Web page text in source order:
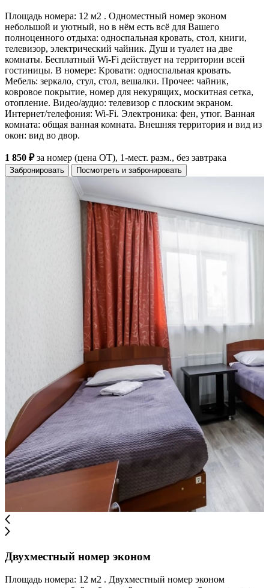
Площадь номера: 12 м2 . Одноместный номер эконом
небольшой и уютный, но в нём есть всё для Вашего
полноценного отдыха: односпальная кровать, стол, книги,
телевизор, электрический чайник. Душ и туалет на две
комнаты. Бесплатный Wi-Fi действует на территории всей
гостиницы. В номере: Кровати: односпальная кровать.
Мебель: зеркало, стул, стол, вешалки. Прочее: чайник,
ковровое покрытие, номер для некурящих, москитная сетка,
отопление. Видео/аудио: телевизор с плоским экраном.
Интернет/телефония: Wi-Fi. Электроника: фен, утюг. Ванная
комната: общая ванная комната. Внешняя территория и вид из
окон: вид во двор.
1 850 ₽за номер (цена ОТ), 1-мест. разм., без завтрака
Забронировать Посмотреть и забронировать
Двухместный номер эконом
Площадь номера: 12 м2 . Двухместный номер эконом